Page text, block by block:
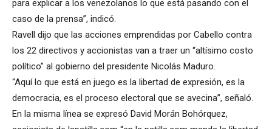
para explicar a los venezolanos lo que está pasando con el
caso de la prensa”, indicó.
Ravell dijo que las acciones emprendidas por Cabello contra
los 22 directivos y accionistas van a traer un “altísimo costo
político” al gobierno del presidente Nicolás Maduro.
“Aquí lo que está en juego es la libertad de expresión, es la
democracia, es el proceso electoral que se avecina”, señaló.
En la misma línea se expresó David Morán Bohórquez,